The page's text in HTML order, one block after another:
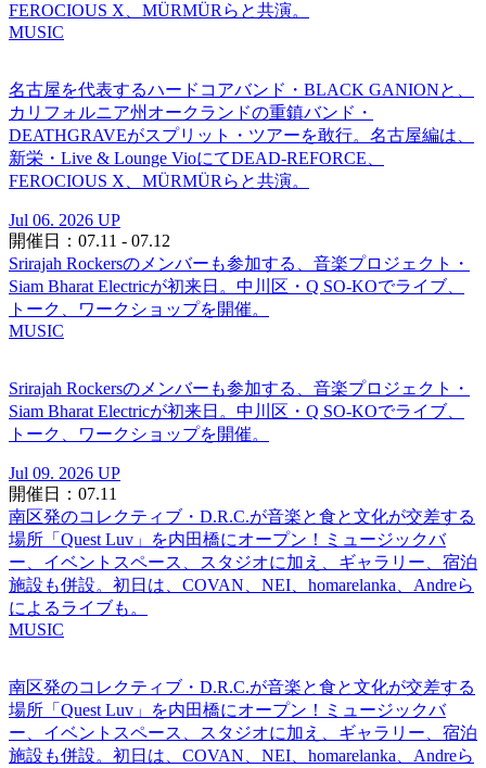
FEROCIOUS X、MÜRMÜRらと共演。
MUSIC
名古屋を代表するハードコアバンド・BLACK GANIONと、
カリフォルニア州オークランドの重鎮バンド・
DEATHGRAVEがスプリット・ツアーを敢行。名古屋編は、
新栄・Live & Lounge VioにてDEAD-REFORCE、
FEROCIOUS X、MÜRMÜRらと共演。
Jul 06. 2026 UP
開催日：07.11 - 07.12
Srirajah Rockersのメンバーも参加する、音楽プロジェクト・
Siam Bharat Electricが初来日。中川区・Q SO-KOでライブ、
トーク、ワークショップを開催。
MUSIC
Srirajah Rockersのメンバーも参加する、音楽プロジェクト・
Siam Bharat Electricが初来日。中川区・Q SO-KOでライブ、
トーク、ワークショップを開催。
Jul 09. 2026 UP
開催日：07.11
南区発のコレクティブ・D.R.C.が⾳楽と⾷と⽂化が交差する
場所「Quest Luv」を内田橋にオープン！ミュージックバ
ー、イベントスペース、スタジオに加え、ギャラリー、宿泊
施設も併設。初日は、COVAN、NEI、homarelanka、Andreら
によるライブも。
MUSIC
南区発のコレクティブ・D.R.C.が⾳楽と⾷と⽂化が交差する
場所「Quest Luv」を内田橋にオープン！ミュージックバ
ー、イベントスペース、スタジオに加え、ギャラリー、宿泊
施設も併設。初日は、COVAN、NEI、homarelanka、Andreら